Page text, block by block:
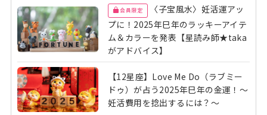
会員限定
〈子宝風水〉妊活運アッ
プに！2025年巳年のラッキーアイテ
ム＆カラーを発表【星読み師★taka
がアドバイス】
【12星座】Love Me Do（ラブミー
ドゥ）が占う2025年巳年の金運！～
妊活費用を捻出するには？～